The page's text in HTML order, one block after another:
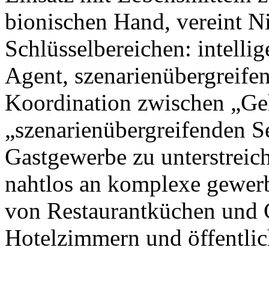
bionischen Hand, vereint
Schlüsselbereichen:
Agent,
Koordination zwischen
„szenarienübergreifenden
Gastgewerbe zu
nahtlos an komplexe
von Restaurantküchen und
Hotelzimmern und